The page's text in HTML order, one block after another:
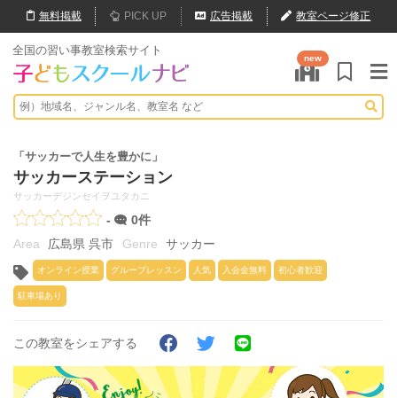
無料掲載 PICK UP 広告掲載 教室ページ修正
全国の習い事教室検索サイト
new
「サッカーで人生を豊かに」
サッカーステーション
サッカーデジンセイヲユタカニ
-
0件
広島県 呉市
サッカー
オンライン授業 グループレッスン 人気 入会金無料 初心者歓迎
駐車場あり
この教室をシェアする